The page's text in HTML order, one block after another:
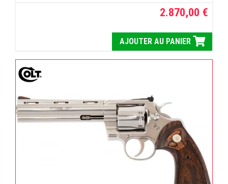
2.870,00 €
AJOUTER AU PANIER